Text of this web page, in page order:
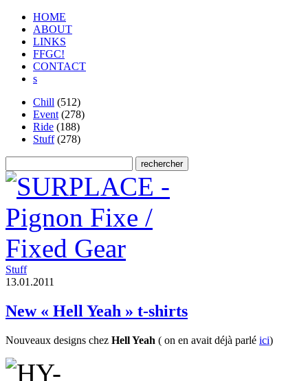
HOME
ABOUT
LINKS
FFGC!
CONTACT
s
Chill (512)
Event (278)
Ride (188)
Stuff(278)
Stuff
13.01 .2011
New « Hell Yeah » t-shirts
Nouveaux designs chez Hell Yeah ( on en avait déjà parlé ici)